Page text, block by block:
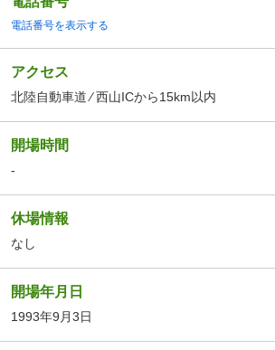
電話番号を表示する
アクセス
北陸自動車道 ⁄ 西山ICから15km以内
開場時間
-
休場情報
なし
開場年月日
1993年9月3日